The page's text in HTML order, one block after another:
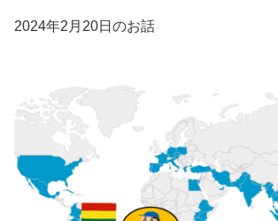
2024年2月20日のお話